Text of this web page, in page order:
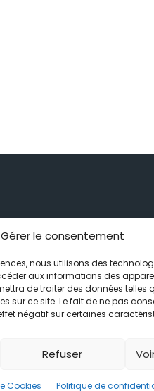
Gérer le consentement
nous utilisons des
aux informations des
de traiter des données telles
sur ce site. Le fait de ne pas
négatif sur certaines
Refuser
Cookies Politique de
elle conçoit